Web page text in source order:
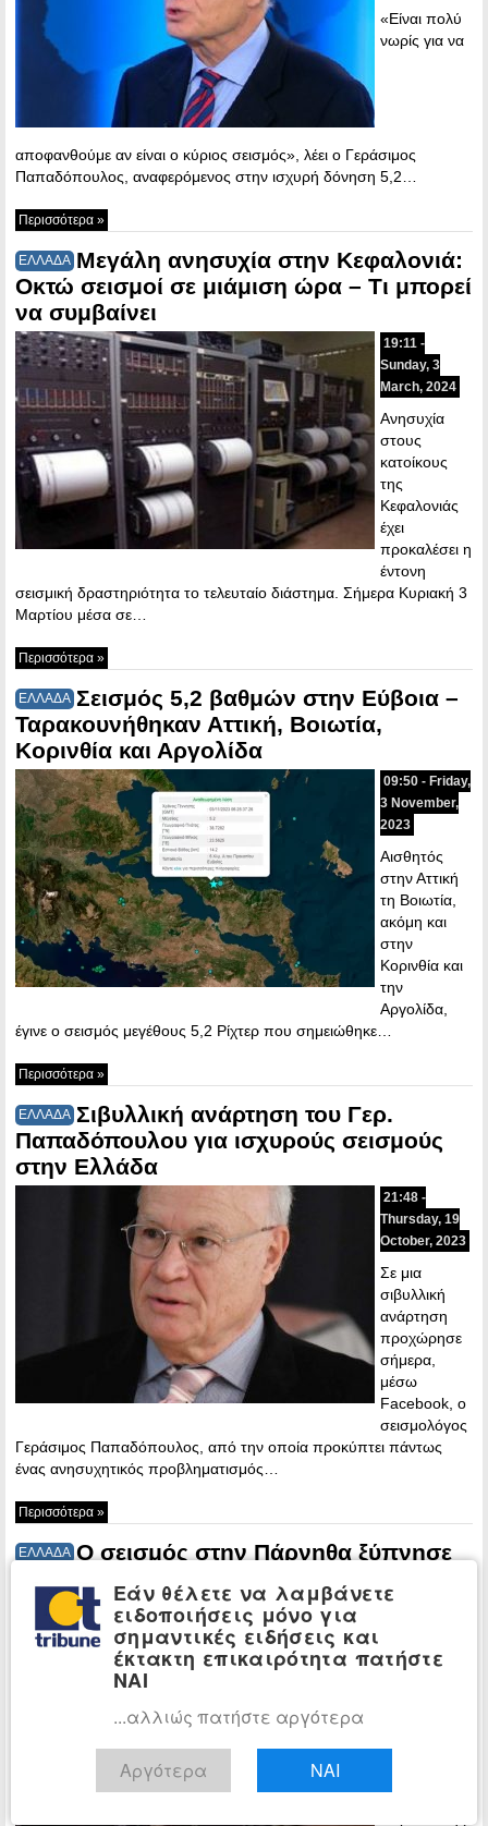
«Είναι πολύ
νωρίς για να
αποφανθούμε αν είναι ο κύριος σεισμός», λέει ο Γεράσιμος
Παπαδόπουλος, αναφερόμενος στην ισχυρή δόνηση 5,2…
Περισσότερα »
ΕΛΛΑΔΑ Μεγάλη ανησυχία στην Κεφαλονιά:
Οκτώ σεισμοί σε μιάμιση ώρα – Τι μπορεί
να συμβαίνει
19:11 -
Sunday, 3
March, 2024
Ανησυχία
στους
κατοίκους
της
Κεφαλονιάς
έχει
προκαλέσει η
έντονη
σεισμική δραστηριότητα το τελευταίο διάστημα. Σήμερα Κυριακή 3
Μαρτίου μέσα σε…
Περισσότερα »
ΕΛΛΑΔΑ Σεισμός 5,2 βαθμών στην Εύβοια –
Ταρακουνήθηκαν Αττική, Βοιωτία,
Κορινθία και Αργολίδα
09:50 - Friday,
3 November,
2023
Αισθητός
στην Αττική
τη Βοιωτία,
ακόμη και
στην
Κορινθία και
την
Αργολίδα,
έγινε ο σεισμός μεγέθους 5,2 Ρίχτερ που σημειώθηκε…
Περισσότερα »
ΕΛΛΑΔΑ Σιβυλλική ανάρτηση του Γερ.
Παπαδόπουλου για ισχυρούς σεισμούς
στην Ελλάδα
21:48 -
Thursday, 19
October, 2023
Σε μια
σιβυλλική
ανάρτηση
προχώρησε
σήμερα,
μέσω
Facebook, ο
σεισμολόγος
Γεράσιμος Παπαδόπουλος, από την οποία προκύπτει πάντως
ένας ανησυχητικός προβληματισμός…
Περισσότερα »
ΕΛΛΑΔΑ Ο σεισμός στην Πάρνηθα ξύπνησε
Γεράσιμος Παπαδόπουλος
7 July, 2023
στην
βράδυ της
Εάν θέλετε να λαμβάνετε
ειδοποιήσεις μόνο για
σημαντικές ειδήσεις και
έκτακτη επικαιρότητα πατήστε
ΝΑΙ
...αλλιώς πατήστε αργότερα
Αργότερα ΝΑΙ